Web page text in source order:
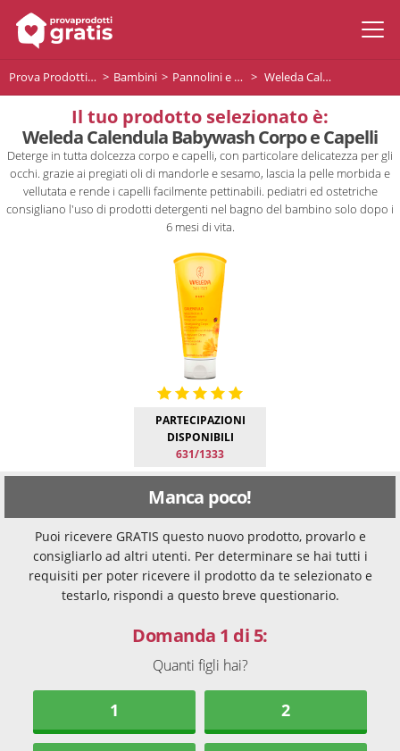
Prova Prodotti Gratis Bambini Pannolini e accessori per neonato Weleda Calendula Babywash Corpo e Capelli
Il tuo prodotto selezionato è:
Weleda Calendula Babywash Corpo e Capelli
Deterge in tutta dolcezza corpo e capelli, con particolare delicatezza per gli
occhi. grazie ai pregiati oli di mandorle e sesamo, lascia la pelle morbida e
vellutata e rende i capelli facilmente pettinabili. pediatri ed ostetriche
consigliano l'uso di prodotti detergenti nel bagno del bambino solo dopo i
6 mesi di vita.
PARTECIPAZIONI
DISPONIBILI
631/1333
Manca poco!
Puoi ricevere GRATIS questo nuovo prodotto, provarlo e
consigliarlo ad altri utenti. Per determinare se hai tutti i
requisiti per poter ricevere il prodotto da te selezionato e
testarlo, rispondi a questo breve questionario.
Domanda 1 di 5:
Quanti figli hai?
1 2